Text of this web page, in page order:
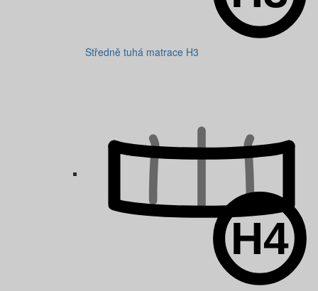
Středně tuhá matrace H3